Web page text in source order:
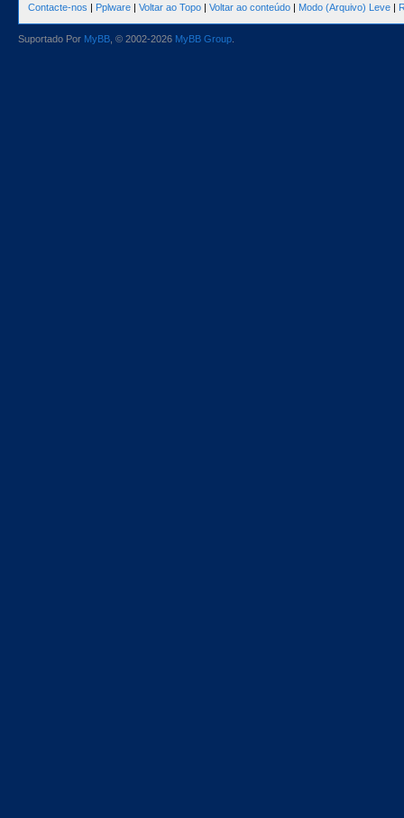
Contacte-nos | Pplware | Voltar ao Topo | Voltar ao conteúdo | Modo (Arquivo) Leve |
Suportado Por MyBB , © 2002-2026 MyBB Group